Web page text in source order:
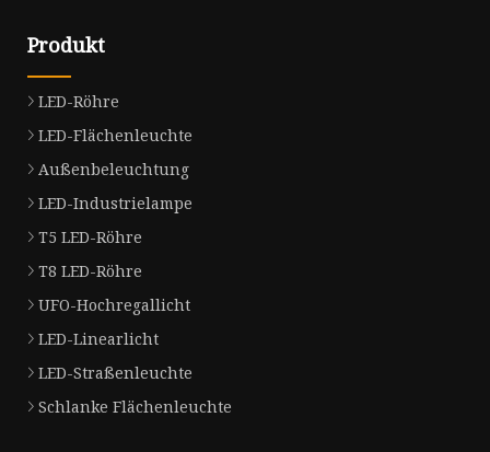
Produkt
LED-Röhre
LED-Flächenleuchte
Außenbeleuchtung
LED-Industrielampe
T5 LED-Röhre
T8 LED-Röhre
UFO-Hochregallicht
LED-Linearlicht
LED-Straßenleuchte
Schlanke Flächenleuchte